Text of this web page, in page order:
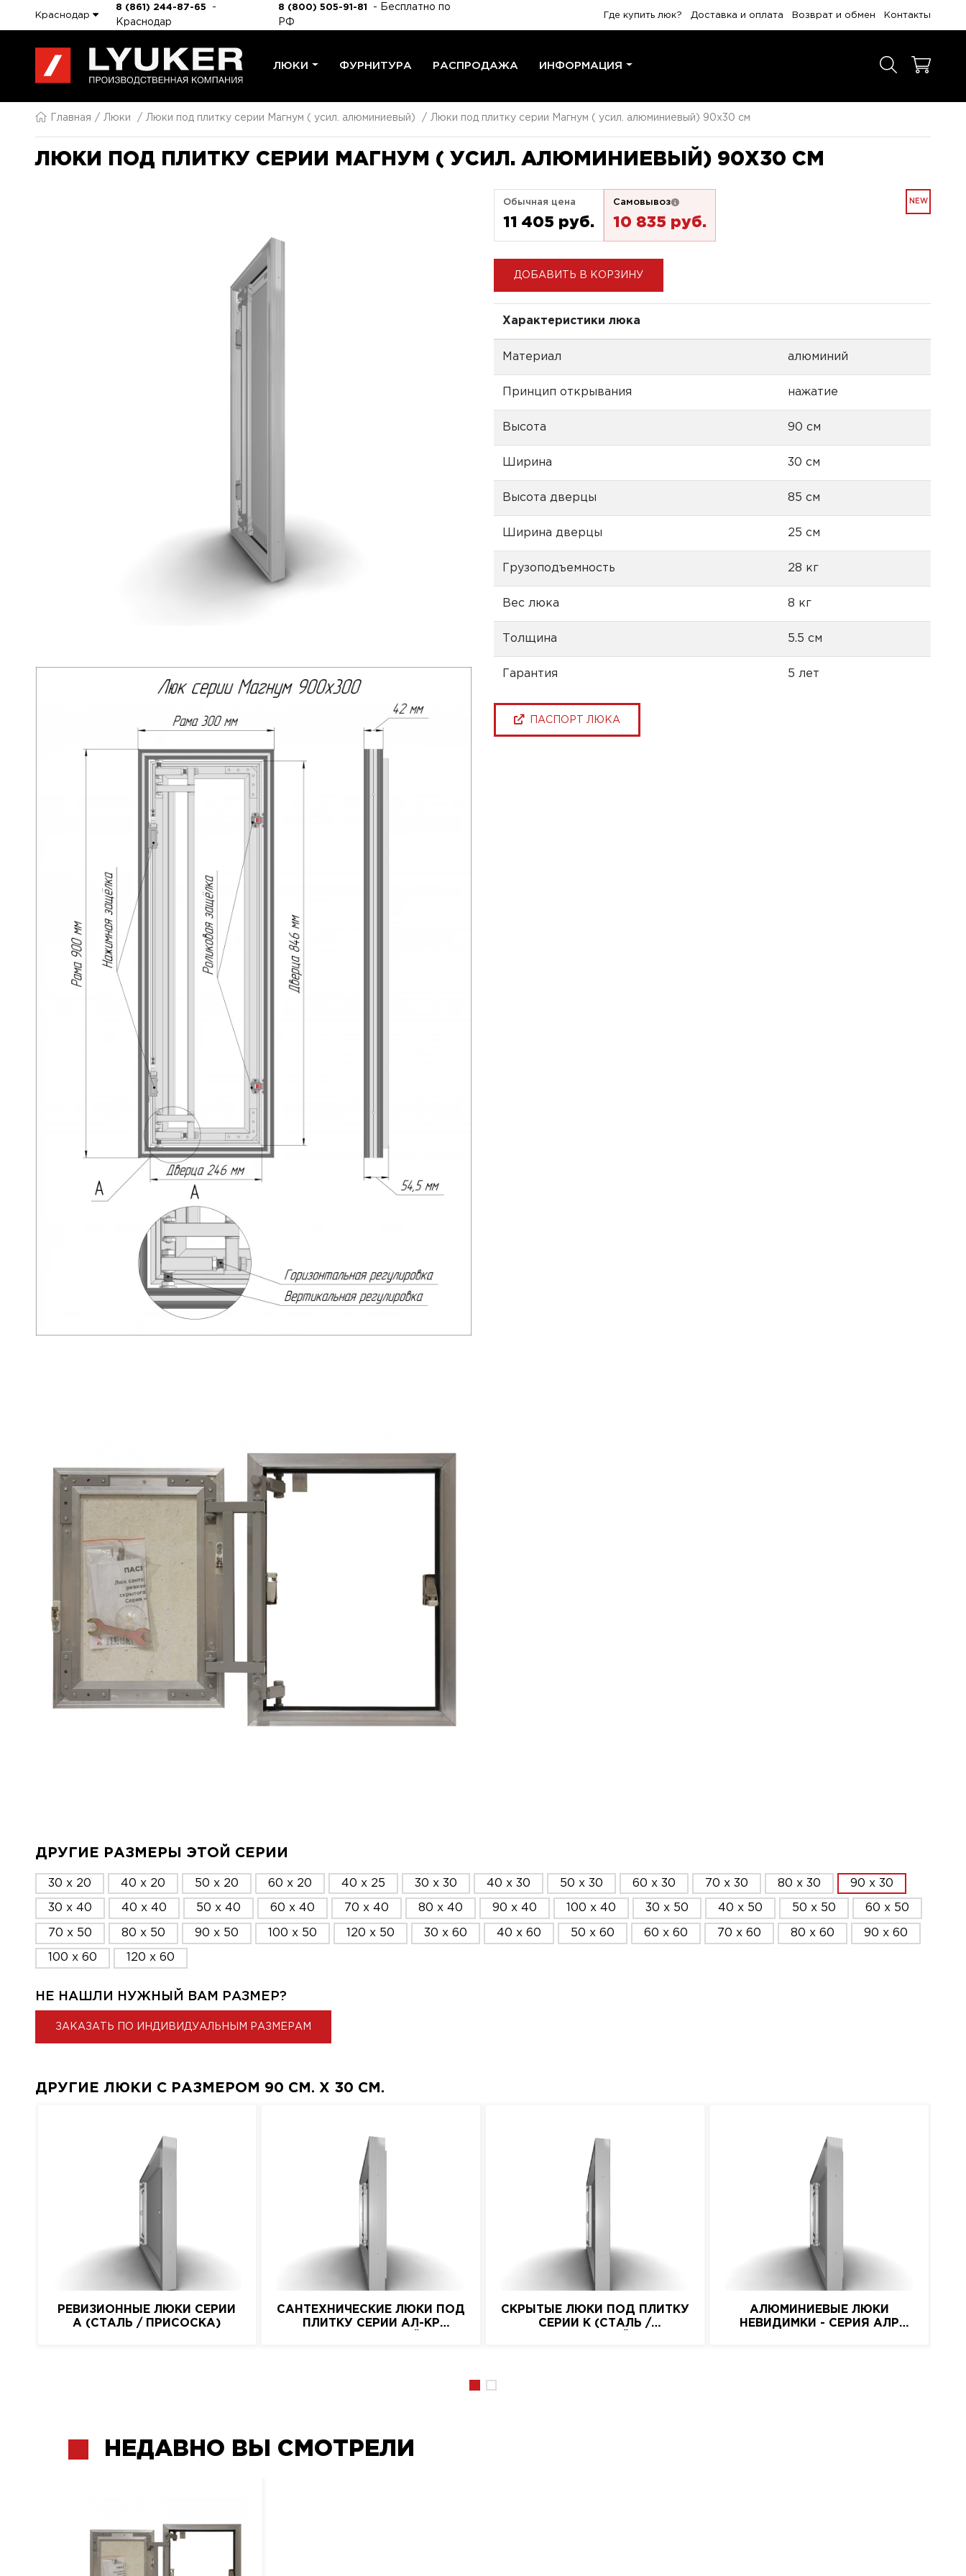
Краснодар
8 (861) 244-87-65
-
Краснодар
8 (800) 505-91-81
- Бесплатно по
РФ
Где купить люк? Доставка и оплата Возврат и обмен Контакты
ЛЮКИ ФУРНИТУРА РАСПРОДАЖА ИНФОРМАЦИЯ
Главная Люки Люки под плитку серии Магнум ( усил. алюминиевый) Люки под плитку серии Магнум ( усил. алюминиевый) 90x30 см
ЛЮКИ ПОД ПЛИТКУ СЕРИИ МАГНУМ ( УСИЛ. АЛЮМИНИЕВЫЙ) 90X30 СМ
Обычная цена
11 405 pуб.
Самовывоз
10 835 pуб.
NEW
ДОБАВИТЬ В КОРЗИНУ
Характеристики люка
Материал алюминий
Принцип открывания нажатие
Высота 90 см
Ширина 30 см
Высота дверцы 85 см
Ширина дверцы 25 см
Грузоподъемность 28 кг
Вес люка 8 кг
Толщина 5.5 см
Гарантия 5 лет
ПАСПОРТ ЛЮКА
ДРУГИЕ РАЗМЕРЫ ЭТОЙ СЕРИИ
30 x 20 40 x 20 50 x 20 60 x 20 40 x 25 30 x 30 40 x 30 50 x 30 60 x 30 70 x 30 80 x 30 90 x 30
30 x 40 40 x 40 50 x 40 60 x 40 70 x 40 80 x 40 90 x 40 100 x 40 30 x 50 40 x 50 50 x 50 60 x 50
70 x 50 80 x 50 90 x 50 100 x 50 120 x 50 30 x 60 40 x 60 50 x 60 60 x 60 70 x 60 80 x 60 90 x 60
100 x 60 120 x 60
НЕ НАШЛИ НУЖНЫЙ ВАМ РАЗМЕР?
ЗАКАЗАТЬ ПО ИНДИВИДУАЛЬНЫМ РАЗМЕРАМ
ДРУГИЕ ЛЮКИ С РАЗМЕРОМ 90 СМ. X 30 СМ.
РЕВИЗИОННЫЕ ЛЮКИ СЕРИИ
A (СТАЛЬ / ПРИСОСКА)
САНТЕХНИЧЕСКИЕ ЛЮКИ ПОД
ПЛИТКУ СЕРИИ АЛ-КР
СКРЫТЫЕ ЛЮКИ ПОД ПЛИТКУ
СЕРИИ K (СТАЛЬ /
АЛЮМИНИЕВЫЕ ЛЮКИ
НЕВИДИМКИ - СЕРИЯ АЛР
НЕДАВНО ВЫ СМОТРЕЛИ